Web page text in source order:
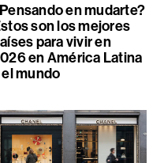
en mudarte?
son los mejores
para vivir en
en América Latina
mundo